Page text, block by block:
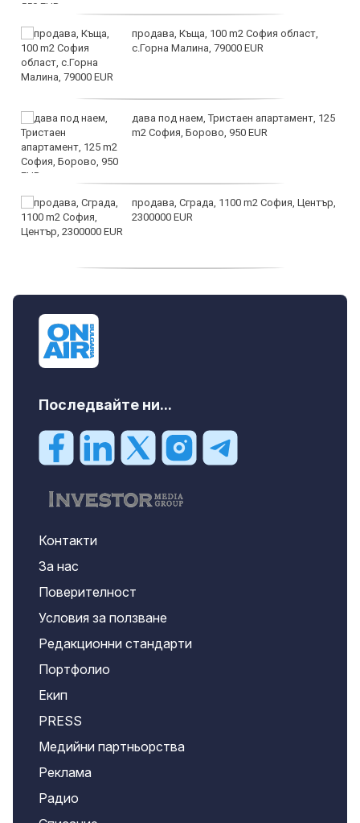
продава, Къща, 100 m2 София област,
с.Горна Малина, 79000 EUR
дава под наем, Тристаен апартамент, 125
m2 София, Борово, 950 EUR
продава, Сграда, 1100 m2 София, Център,
2300000 EUR
Последвайте ни...
Контакти
За нас
Поверителност
Условия за ползване
Редакционни стандарти
Портфолио
Екип
PRESS
Медийни партньорства
Реклама
Радио